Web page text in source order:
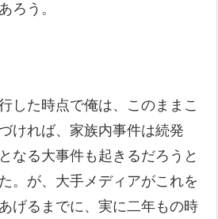
ろう。
した時点で俺は、このままこ
ければ、家族内事件は続発
なる大事件も起きるだろうと
。が、大手メディアがこれを
げるまでに、実に二年もの時